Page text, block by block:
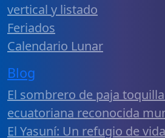
vertical y listado
Feriados
Calendario Lunar
Blog
El sombrero de paja
ecuatoriana reconocida
El Yasuní: Un refugio de